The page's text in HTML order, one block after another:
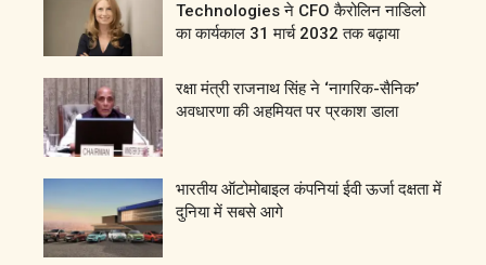
Technologies ने CFO कैरोलिन नाडिलो
का कार्यकाल 31 मार्च 2032 तक बढ़ाया
रक्षा मंत्री राजनाथ सिंह ने ‘नागरिक-सैनिक’
अवधारणा की अहमियत पर प्रकाश डाला
भारतीय ऑटोमोबाइल कंपनियां ईवी ऊर्जा दक्षता में
दुनिया में सबसे आगे